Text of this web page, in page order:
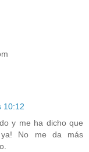
10:12
y me ha dicho que
ya! No me da más